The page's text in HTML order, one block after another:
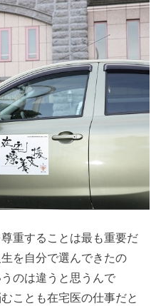
重することは最も重要だ
を自分で選んできたの
のは違うと思うんで
ことも在宅医の仕事だと